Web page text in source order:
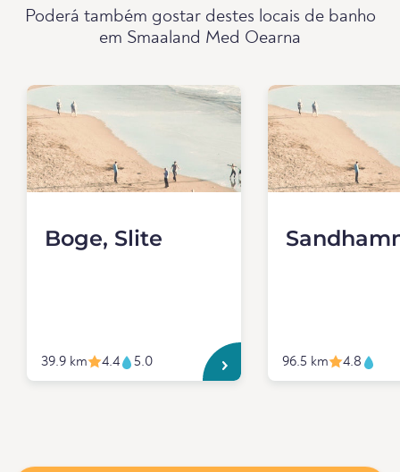
Poderá também gostar destes locais de banho
em Smaaland Med Oearna
Boge, Slite
39.9 km 4.4 5.0 96.5 km 4.8